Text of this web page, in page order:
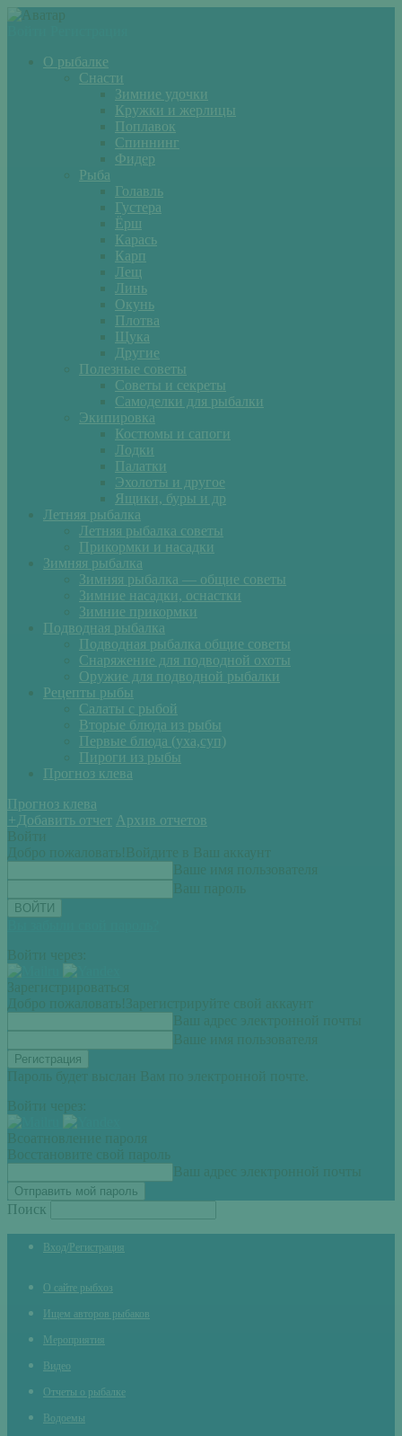
О рыбалке
Снасти
Зимние удочки
Кружки и жерлицы
Поплавок
Спиннинг
Фидер
Рыба
Голавль
Густера
Ёрш
Карась
Карп
Лещ
Линь
Окунь
Плотва
Щука
Другие
Полезные советы
Советы и секреты
Самоделки для рыбалки
Экипировка
Костюмы и сапоги
Лодки
Палатки
Эхолоты и другое
Ящики, буры и др
Летняя рыбалка
Летняя рыбалка советы
Прикормки и насадки
Зимняя рыбалка
Зимняя рыбалка — общие советы
Зимние насадки, оснастки
Зимние прикормки
Подводная рыбалка
Подводная рыбалка общие советы
Снаряжение для подводной охоты
Оружие для подводной рыбалки
Рецепты рыбы
Салаты с рыбой
Вторые блюда из рыбы
Первые блюда (уха,суп)
Пироги из рыбы
Прогноз клева
Прогноз клева
+ Добавить отчет Архив отчетов
Войти
Добро пожаловать! Войдите в Ваш аккаунт
Ваше имя пользователя
Ваш пароль
Войти через:
Зарегистрироваться
Добро пожаловать! Зарегистрируйте свой аккаунт
Ваш адрес электронной почты
Ваше имя пользователя
Пароль будет выслан Вам по электронной почте.
Войти через:
Всоатновление пароля
Восстановите свой пароль
Ваш адрес электронной почты
Поиск
Вход/Регистрация
О сайте рыбхоз
Ищем авторов рыбаков
Мероприятия
Видео
Отчеты о рыбалке
Водоемы